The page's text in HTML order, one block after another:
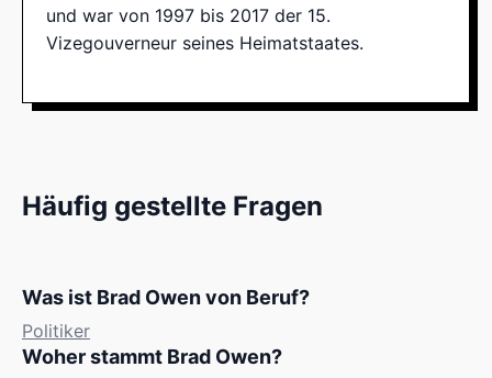
und war von 1997 bis 2017 der 15.
Vizegouverneur seines Heimatstaates.
Häufig gestellte Fragen
Was ist Brad Owen von Beruf?
Politiker
Woher stammt Brad Owen?